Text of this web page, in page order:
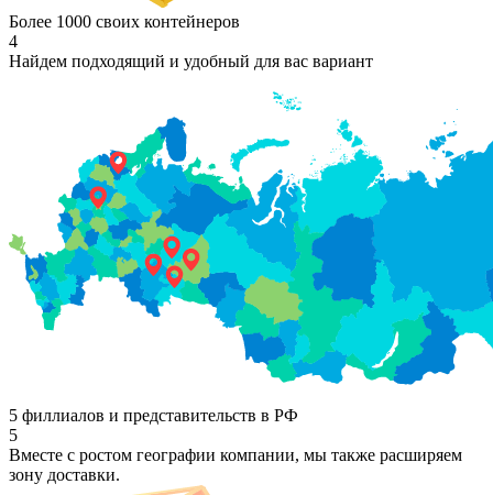
Более 1000 своих контейнеров
4
Найдем подходящий и удобный для вас вариант
5 филлиалов и представительств в РФ
5
Вместе с ростом географии компании, мы также расширяем
зону доставки.